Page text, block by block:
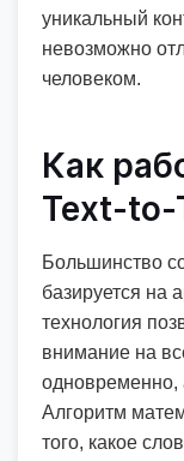
уникальный
невозможно
человеком.
Как
Text-to-
Большинство
базируется на
технология
внимание на
одновременно,
Алгоритм
того, какое